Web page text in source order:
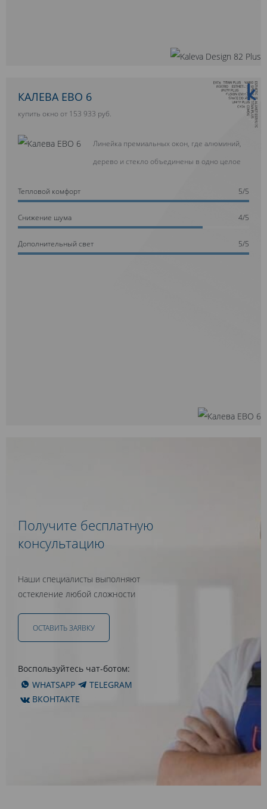
10 ЛЕТ ГАРАНТИИ
КАЛЕВА ЕВО 6
купить окно от 153 933 руб.
Линейка премиальных окон, где алюминий,
дерево и стекло объединены в одно целое
Тепловой комфорт 5/5
Cнижение шума 4/5
Дополнительный свет 5/5
Получите бесплатную
консультацию
Наши специалисты выполняют
остекление любой сложности
ОСТАВИТЬ ЗАЯВКУ
Воспользуйтесь чат-ботом:
WHATSAPP
TELEGRAM
ВКОНТАКТЕ